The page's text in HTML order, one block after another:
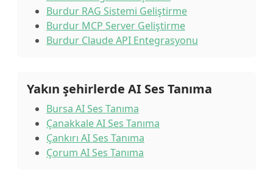
Burdur RAG Sistemi Geliştirme
Burdur MCP Server Geliştirme
Burdur Claude API Entegrasyonu
Yakın şehirlerde AI Ses Tanıma
Bursa AI Ses Tanıma
Çanakkale AI Ses Tanıma
Çankırı AI Ses Tanıma
Çorum AI Ses Tanıma